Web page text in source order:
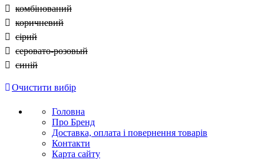
комбінований
коричневий
сірий
серовато-розовый
синій
Очистити вибір
Головна
Про Бренд
Доставка, оплата і повернення товарів
Контакти
Карта сайту